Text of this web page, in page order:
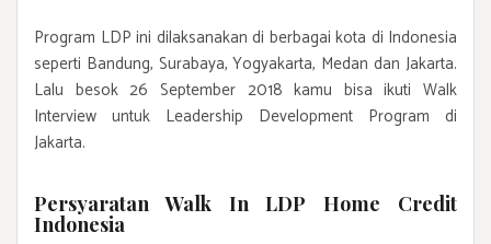
Program LDP ini dilaksanakan di berbagai kota di Indonesia
seperti Bandung, Surabaya, Yogyakarta, Medan dan Jakarta.
Lalu besok 26 September 2018 kamu bisa ikuti Walk
Interview untuk Leadership Development Program di
Jakarta.
Persyaratan Walk In LDP Home Credit
Indonesia